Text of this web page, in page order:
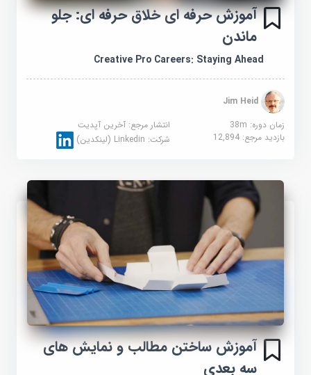
آموزش حرفه ای خلاق حرفه ای: جلو
ماندن
Creative Pro Careers: Staying Ahead
Jim Heid
زمان دوره: 38m
انتشار مرجع:آخرین آپدیت
بازدید مرجع:12,894 شرکت:Linkedin (لینکدین)
آموزش ساختن مطالب و نمایش های
سه بعدی